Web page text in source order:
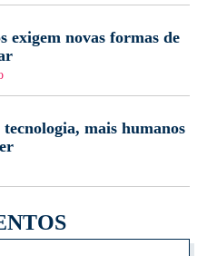
exigem novas formas de
mais humanos